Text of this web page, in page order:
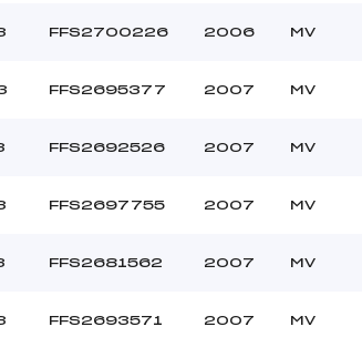
FFS2700226 2006 MV
FFS2695377 2007 MV
FFS2692526 2007 MV
FFS2697755 2007 MV
FFS2681562 2007 MV
FFS2693571 2007 MV